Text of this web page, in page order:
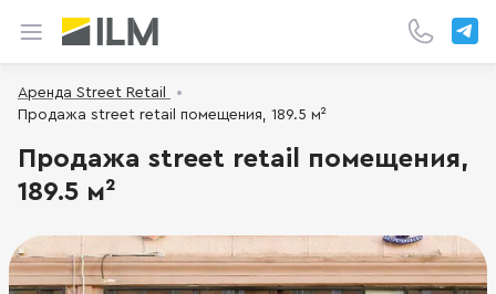
Аренда Street Retail
Продажа street retail помещения, 189.5 м²
Продажа street retail помещения,
189.5 м²